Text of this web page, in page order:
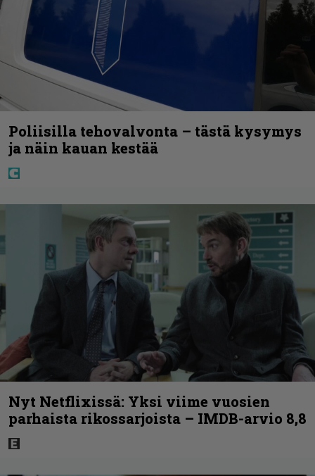
Poliisilla tehovalvonta – tästä kysymys
ja näin kauan kestää
Nyt Netflixissä: Yksi viime vuosien
parhaista rikossarjoista – IMDB-arvio 8,8